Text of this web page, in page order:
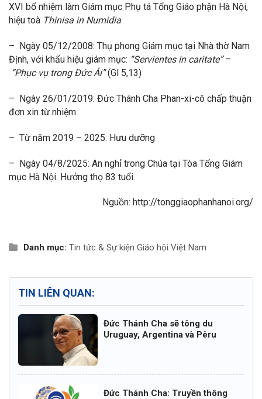
XVI bổ nhiệm làm Giám mục Phụ tá Tổng Giáo phận Hà Nội,
hiệu toà Thinisa in Numidia
– Ngày 05/12/2008: Thụ phong Giám mục tại Nhà thờ Nam
Định, với khẩu hiệu giám mục: “Servientes in caritate”–
“Phục vụ trong Đức Ái”(Gl 5,13)
– Ngày 26/01/2019: Đức Thánh Cha Phan-xi-cô chấp thuận
đơn xin từ nhiệm
– Từ năm 2019 – 2025: Hưu dưỡng
– Ngày 04/8/2025: An nghỉ trong Chúa tại Tòa Tổng Giám
mục Hà Nội. Hưởng thọ 83 tuổi.
Nguồn: http://tonggiaophanhanoi.org/
Danh mục: Tin tức & Sự kiện Giáo hội Việt Nam
TIN LIÊN QUAN:
Đức Thánh Cha sẽ tông du
Uruguay, Argentina và Pêru
Đức Thánh Cha: Truyền thông